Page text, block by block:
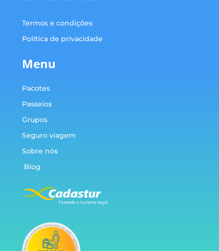
Termos e condições
Política de privacidade
Menu
Pacotes
Passeios
Grupos
Seguro viagem
Sobre nós
Blog